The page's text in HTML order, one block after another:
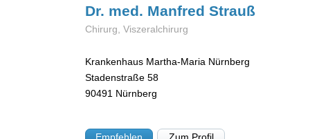
Dr. med. ManfredStrauß
Chirurg, Viszeralchirurg
Krankenhaus Martha-Maria Nürnberg
Stadenstraße 58
90491 Nürnberg